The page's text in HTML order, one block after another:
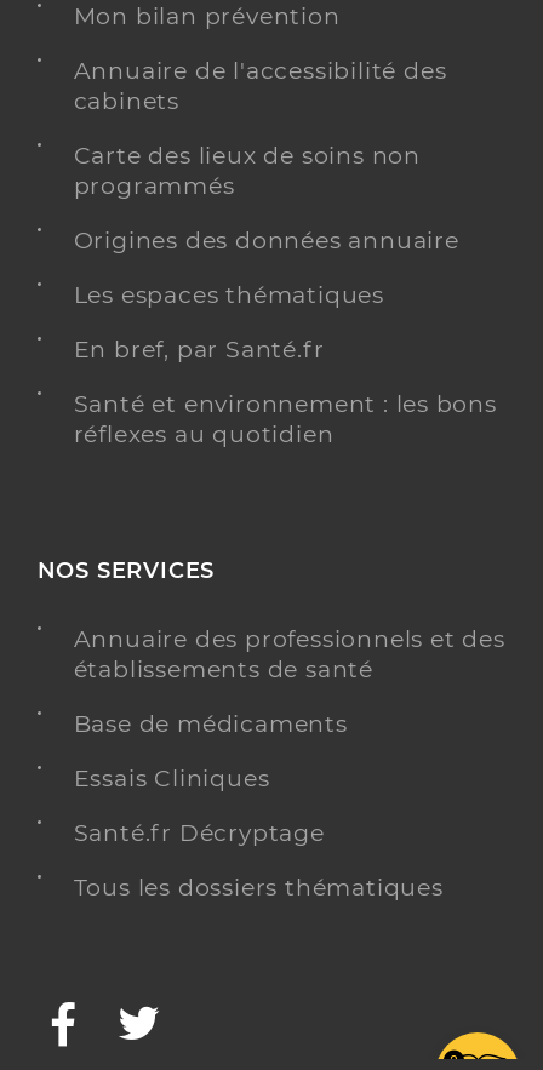
Mon bilan prévention
Annuaire de l'accessibilité des
cabinets
Carte des lieux de soins non
programmés
Origines des données annuaire
Les espaces thématiques
En bref, par Santé.fr
Santé et environnement : les bons
réflexes au quotidien
NOS SERVICES
Annuaire des professionnels et des
établissements de santé
Base de médicaments
Essais Cliniques
Santé.fr Décryptage
Tous les dossiers thématiques
Facebook